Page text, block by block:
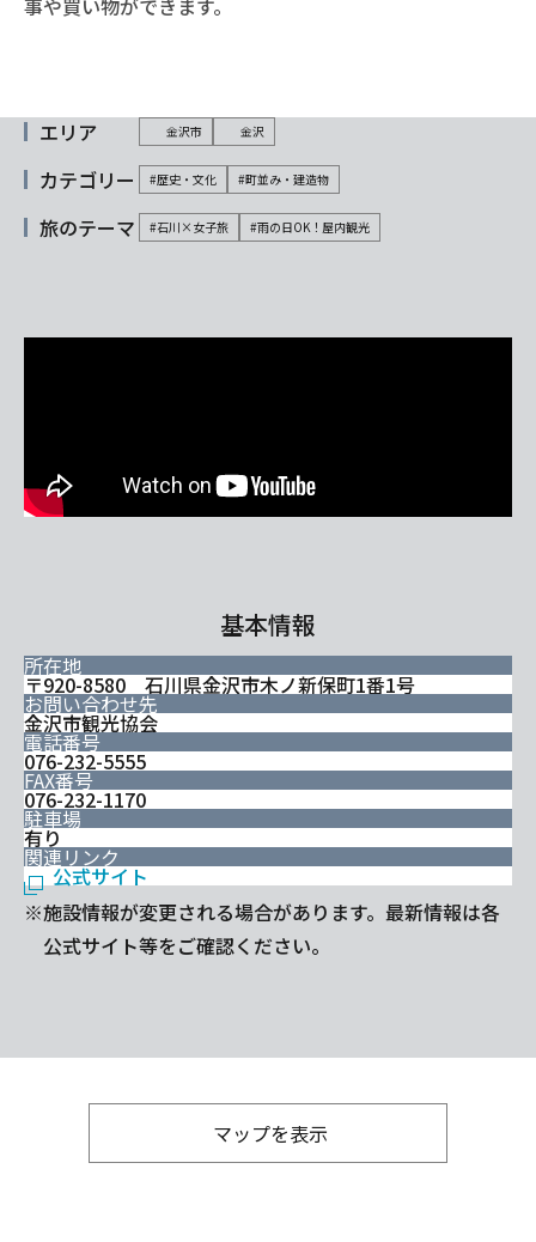
事や買い物ができます。
エリア 金沢市 金沢
カテゴリー #歴史・文化 #町並み・建造物
旅のテーマ #石川×女子旅 #雨の日OK！屋内観光
基本情報
所在地
〒920-8580 石川県金沢市木ノ新保町1番1号
お問い合わせ先
金沢市観光協会
電話番号
076-232-5555
FAX番号
076-232-1170
駐車場
有り
関連リンク
公式サイト
※施設情報が変更される場合があります。最新情報は各
公式サイト等をご確認ください。
マップを表示